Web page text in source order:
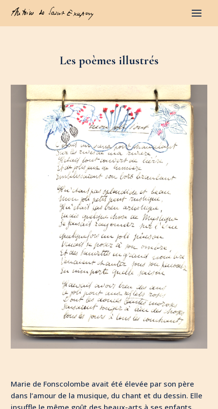
Les poèmes illustrés
Marie de Fonscolombe avait été élevée par son père
dans l’amour de la musique, du chant et du dessin. Elle